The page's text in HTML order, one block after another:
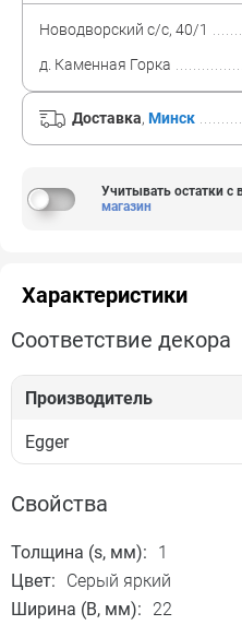
Новодворский с/с, 40/1
д. Каменная Горка
Доставка, Минск
Учитывать остатки с
магазин
Характеристики
Соответствие декора
Производитель
Egger
Свойства
Толщина (s, мм):
1
Цвет:
Серый яркий
Ширина (B, мм):
22